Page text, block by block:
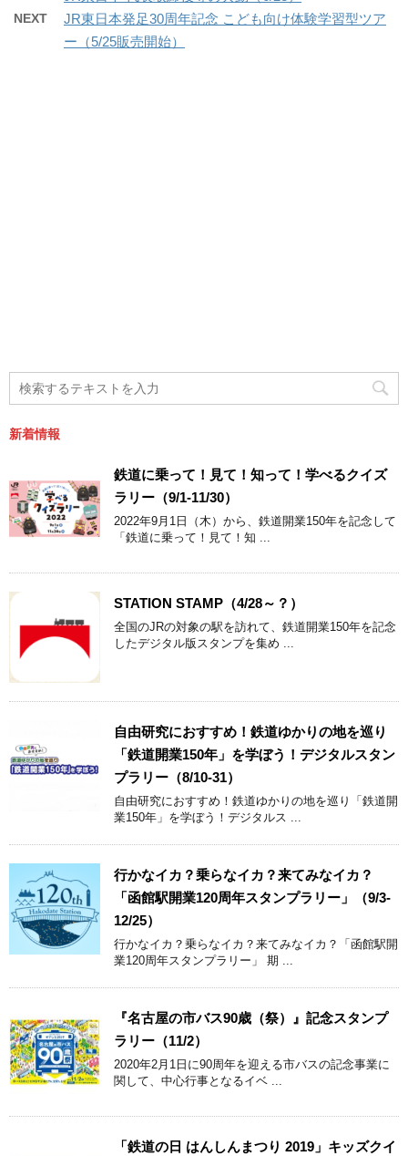
NEXT
JR東日本発足30周年記念 こども向け体験学習型ツア
ー（5/25販売開始）
新着情報
鉄道に乗って！見て！知って！学べるクイズ
ラリー（9/1-11/30）
2022年9月1日（木）から、鉄道開業150年を記念して
「鉄道に乗って！見て！知 ...
STATION STAMP（4/28～？）
全国のJRの対象の駅を訪れて、鉄道開業150年を記念
したデジタル版スタンプを集め ...
自由研究におすすめ！鉄道ゆかりの地を巡り
「鉄道開業150年」を学ぼう！デジタルスタン
プラリー（8/10-31）
自由研究におすすめ！鉄道ゆかりの地を巡り「鉄道開
業150年」を学ぼう！デジタルス ...
行かなイカ？乗らなイカ？来てみなイカ？
「函館駅開業120周年スタンプラリー」（9/3-
12/25）
行かなイカ？乗らなイカ？来てみなイカ？「函館駅開
業120周年スタンプラリー」 期 ...
『名古屋の市バス90歳（祭）』記念スタンプ
ラリー（11/2）
2020年2月1日に90周年を迎える市バスの記念事業に
関して、中心行事となるイベ ...
「鉄道の日 はんしんまつり 2019」キッズクイ